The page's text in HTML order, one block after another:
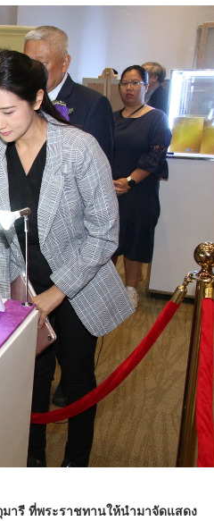
ารี ที่พระราชทานให้นำมาจัดแสดง